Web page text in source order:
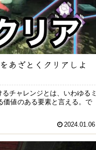
あざとくクリアしよ
チャレンジとは、いわゆるミ
価値のある要素と言える。で
2024.01.06